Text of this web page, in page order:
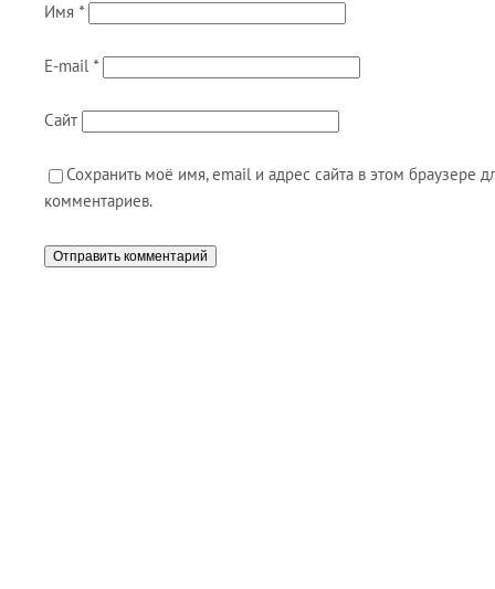
Имя *
E-mail *
Сайт
Сохранить моё имя, email и адрес сайта в этом браузере
комментариев.